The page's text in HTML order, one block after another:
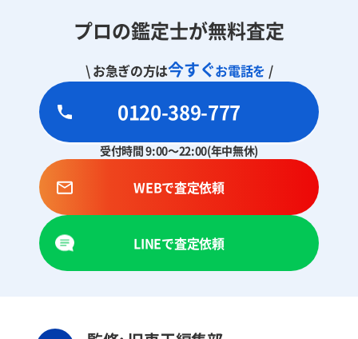
プロの鑑定士が無料査定
\ お急ぎの方は今すぐお電話を /
0120-389-777
受付時間 9:00～22:00(年中無休)
WEBで査定依頼
LINEで査定依頼